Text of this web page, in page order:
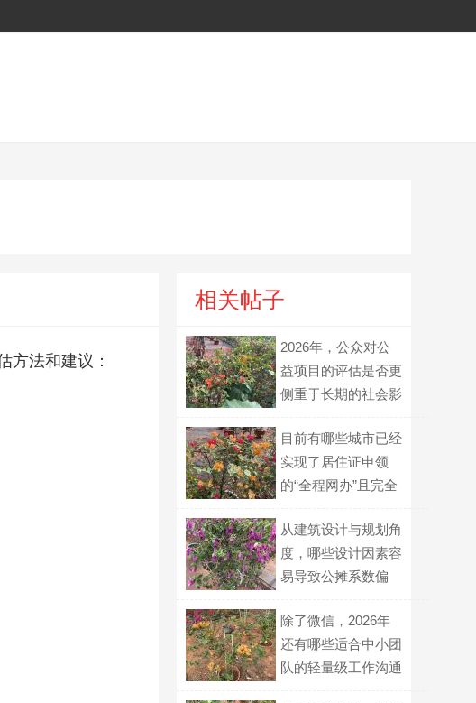
方法和建议：
相关帖子
2026年，公众对公
益项目的评估是否更
侧重于长期的社会影
目前有哪些城市已经
实现了居住证申领
的“全程网办”且完全
从建筑设计与规划角
度，哪些设计因素容
易导致公摊系数偏
判断？
除了微信，2026年
还有哪些适合中小团
队的轻量级工作沟通